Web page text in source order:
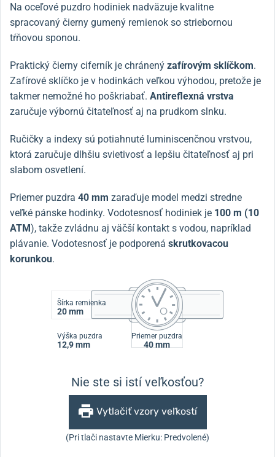
Na oceľové puzdro hodiniek nadväzuje kvalitne
spracovaný čierny gumený remienok so striebornou
tŕňovou sponou.
Praktický čierny ciferník je chránený zafírovým sklíčkom.
Zafírové sklíčko je v hodinkách veľkou výhodou, pretože je
takmer nemožné ho poškriabať. Antireflexná vrstva
zaručuje výbornú čitateľnosť aj na prudkom slnku.
Ručičky a indexy sú potiahnuté luminiscenčnou vrstvou,
ktorá zaručuje dlhšiu svietivosť a lepšiu čitateľnosť aj pri
slabom osvetlení.
Priemer puzdra 40 mm zaraďuje model medzi stredne
veľké pánske hodinky. Vodotesnosť hodiniek je 100 m (10
ATM), takže zvládnu aj väčší kontakt s vodou, napríklad
plávanie. Vodotesnosť je podporená skrutkovacou
korunkou.
Šírka remienka
20 mm
Výška puzdra
12,9 mm
Priemer puzdra
40 mm
Nie ste si istí veľkosťou?
Vytlačiť vzory veľkostí
(Pri tlači nastavte Mierku: Predvolené)